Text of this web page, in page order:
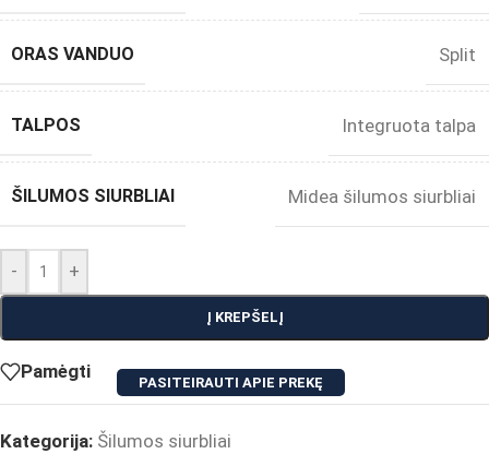
ORAS VANDUO Split
TALPOS Integruota talpa
ŠILUMOS SIURBLIAI Midea šilumos siurbliai
- +
Į KREPŠELĮ
Pamėgti
PASITEIRAUTI APIE PREKĘ
Kategorija: Šilumos siurbliai